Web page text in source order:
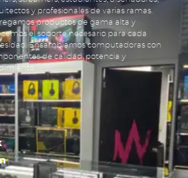
y profesionales de varias ramas.
productos de gama alta y
el soporte necesario para cada
Ensamblamos computadoras con
de calidad, potencia y